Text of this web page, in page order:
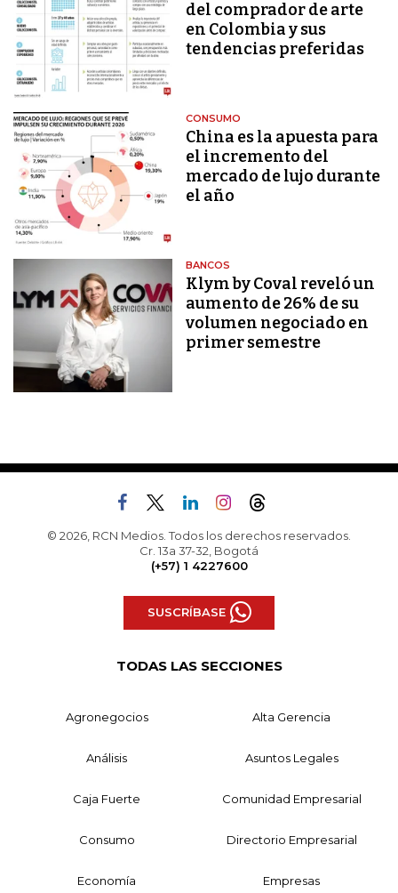
del comprador de arte
en Colombia y sus
tendencias preferidas
CONSUMO
China es la apuesta para
el incremento del
mercado de lujo durante
el año
BANCOS
Klym by Coval reveló un
aumento de 26% de su
volumen negociado en
primer semestre
© 2026, RCN Medios. Todos los derechos reservados.
Cr. 13a 37-32, Bogotá
(+57) 1 4227600
SUSCRÍBASE
TODAS LAS SECCIONES
Agronegocios Alta Gerencia
Análisis Asuntos Legales
Caja Fuerte Comunidad Empresarial
Consumo Directorio Empresarial
Economía Empresas